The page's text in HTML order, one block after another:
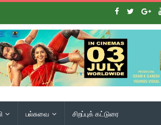
பல்சுவை சிறப்புக் கட்டுரை